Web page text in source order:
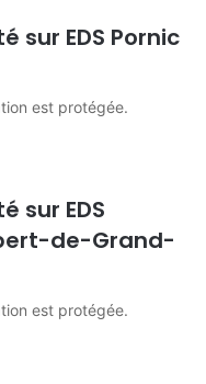
sur EDS Pornic
est protégée.
sur EDS
de-Grand-
est protégée.